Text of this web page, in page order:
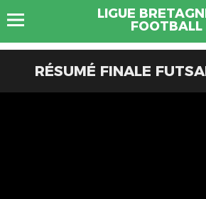
LIGUE
FOOTBALL
RÉSUMÉ FINALE